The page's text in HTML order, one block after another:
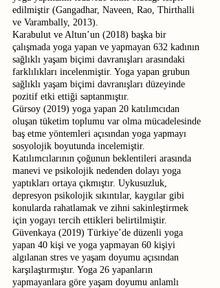
edilmiştir (Gangadhar, Naveen, Rao, Thirthalli
ve Varambally, 2013).
Karabulut ve Altun’un (2018) başka bir
çalışmada yoga yapan ve yapmayan 632 kadının
sağlıklı yaşam biçimi davranışları arasındaki
farklılıkları incelenmiştir. Yoga yapan grubun
sağlıklı yaşam biçimi davranışları düzeyinde
pozitif etki ettiği saptanmıştır.
Gürsoy (2019) yoga yapan 20 katılımcıdan
oluşan tüketim toplumu var olma mücadelesinde
baş etme yöntemleri açısından yoga yapmayı
sosyolojik boyutunda incelemiştir.
Katılımcılarının çoğunun beklentileri arasında
manevi ve psikolojik nedenden dolayı yoga
yaptıkları ortaya çıkmıştır. Uykusuzluk,
depresyon psikolojik sıkıntılar, kaygılar gibi
konularda rahatlamak ve zihni sakinleştirmek
için yogayı tercih ettikleri belirtilmiştir.
Güvenkaya (2019) Türkiye’de düzenli yoga
yapan 40 kişi ve yoga yapmayan 60 kişiyi
algılanan stres ve yaşam doyumu açısından
karşılaştırmıştır. Yoga 26 yapanların
yapmayanlara göre yaşam doyumu anlamlı